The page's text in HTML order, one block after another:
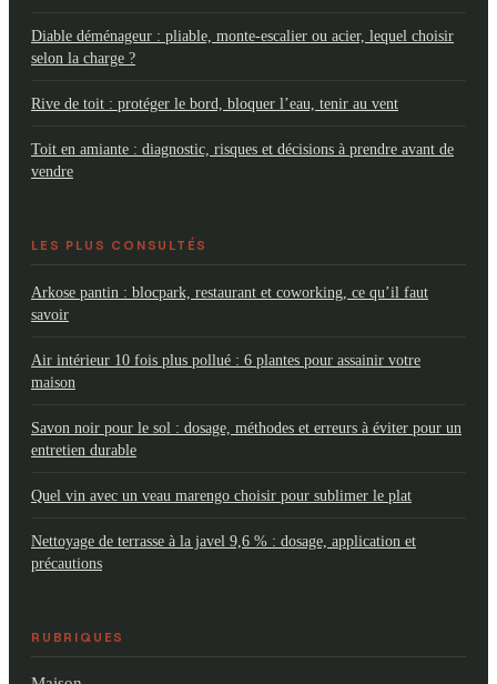
Diable déménageur : pliable, monte-escalier ou acier, lequel choisir
selon la charge ?
Rive de toit : protéger le bord, bloquer l’eau, tenir au vent
Toit en amiante : diagnostic, risques et décisions à prendre avant de
vendre
LES PLUS CONSULTÉS
Arkose pantin : blocpark, restaurant et coworking, ce qu’il faut
savoir
Air intérieur 10 fois plus pollué : 6 plantes pour assainir votre
maison
Savon noir pour le sol : dosage, méthodes et erreurs à éviter pour un
entretien durable
Quel vin avec un veau marengo choisir pour sublimer le plat
Nettoyage de terrasse à la javel 9,6 % : dosage, application et
précautions
RUBRIQUES